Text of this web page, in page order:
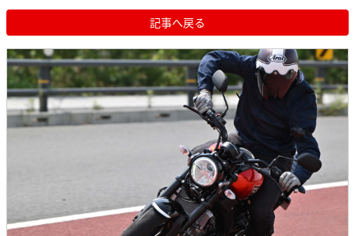
記事へ戻る